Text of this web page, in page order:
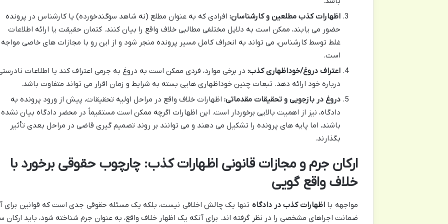
اظهارات کذب مطلعین و کارشناسان: افرادی که به عنوان مطلع (نه شاهد سوگندخورده) یا کارشناس در پرونده
حضور می یابند، ممکن است به دلایل مختلفی مطالبی خلاف واقع را بیان کنند. کتمان حقیقت یا ارائه اطلاعات
غلط توسط کارشناس، می تواند به انحراف کامل مسیر پرونده منجر شود و از این رو با مجازات های خاصی مواجه
است.
اعتراف دروغ/خوداظهاری کذب: در برخی موارد، فردی ممکن است به دروغ به جرمی اعتراف کند یا اطلاعات
درباره خود ارائه دهد. تبعات چنین خوداظهاری هایی بسته به شرایط و زمان اقرار می تواند متفاوت باشد.
دروغ در بازجویی و تحقیقات مقدماتی: اظهارات خلاف واقع در مراحل اولیه تحقیقات، پیش از ورود پرونده به
دادگاه، نیز از اهمیت بالایی برخوردار است. این اظهارات اگرچه ممکن است مستقیماً در محضر دادگاه بیان نشده
باشند، اما پایه های پرونده را تشکیل می دهند و می توانند بر روند تصمیم گیری قاضی در مراحل بعدی تأثیر
بگذارند.
ارکان جرم و مجازات قانونی اظهارات کذب: چارچوب حقوقی برخورد با
خلاف واقع گویی
مواجهه با اظهارات کذب در دادگاه تنها یک چالش اخلاقی نیست، بلکه یک مسئله حقوقی جدی است که قوانین برای
ضمانت اجراهای مشخصی را در نظر گرفته اند. برای آنکه یک اظهار خلاف واقع، به عنوان جرم شناخته شود، باید ارکان